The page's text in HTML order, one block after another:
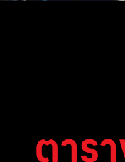
ตาร